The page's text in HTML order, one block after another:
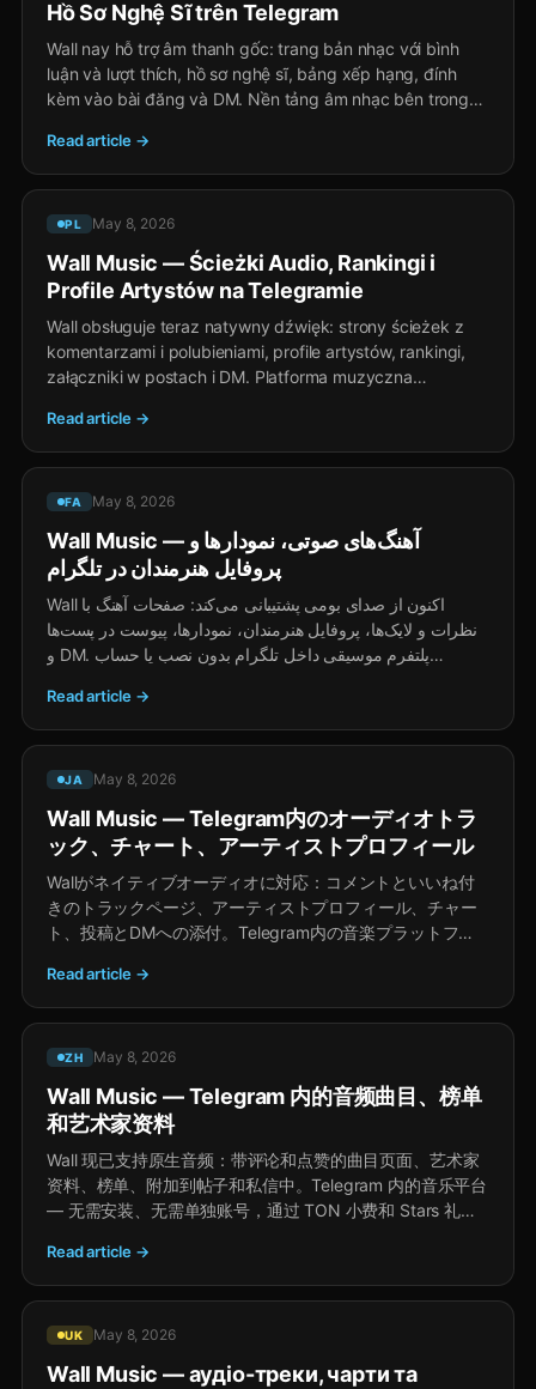
Hồ Sơ Nghệ Sĩ trên Telegram
Wall nay hỗ trợ âm thanh gốc: trang bản nhạc với bình
luận và lượt thích, hồ sơ nghệ sĩ, bảng xếp hạng, đính
kèm vào bài đăng và DM. Nền tảng âm nhạc bên trong
nhập cho creator qua tips TON và quà Stars.
Read article →
PL May 8, 2026
Wall Music — Ścieżki Audio, Rankingi i
Profile Artystów na Telegramie
Wall obsługuje teraz natywny dźwięk: strony ścieżek z
komentarzami i polubieniami, profile artystów, rankingi,
załączniki w postach i DM. Platforma muzyczna
zarobkami dla twórców przez napiwki TON i prezenty
Stars.
Read article →
FA May 8, 2026
Wall Music — آهنگ‌های صوتی، نمودارها و
پروفایل هنرمندان در تلگرام
Wall اکنون از صدای بومی پشتیبانی می‌کند: صفحات آهنگ با
نظرات و لایک‌ها، پروفایل هنرمندان، نمودارها، پیوست در پست‌ها
و DM. پلتفرم موسیقی داخل تلگرام بدون نصب یا حساب
Stars.
Read article →
JA May 8, 2026
Wall Music — Telegram内のオーディオトラ
ック、チャート、アーティストプロフィール
Wallがネイティブオーディオに対応：コメントといいね付
きのトラックページ、アーティストプロフィール、チャー
ト、投稿とDMへの添付。Telegram内の音楽プラットフォ
プとStarsギフトでクリエイター収益。
Read article →
ZH May 8, 2026
Wall Music — Telegram 内的音频曲目、榜单
和艺术家资料
Wall 现已支持原生音频：带评论和点赞的曲目页面、艺术家
资料、榜单、附加到帖子和私信中。Telegram 内的音乐平台
— 无需安装、无需单独账号，通过 TON 小费和 Stars 礼物
Read article →
UK May 8, 2026
Wall Music — аудіо-треки, чарти та